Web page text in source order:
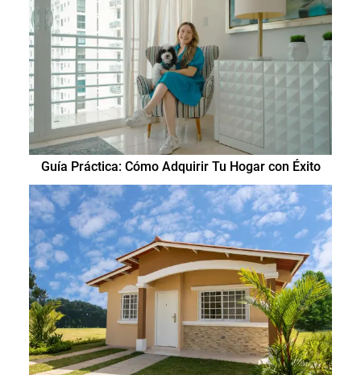
Guía Práctica: Cómo Adquirir Tu Hogar con Éxito